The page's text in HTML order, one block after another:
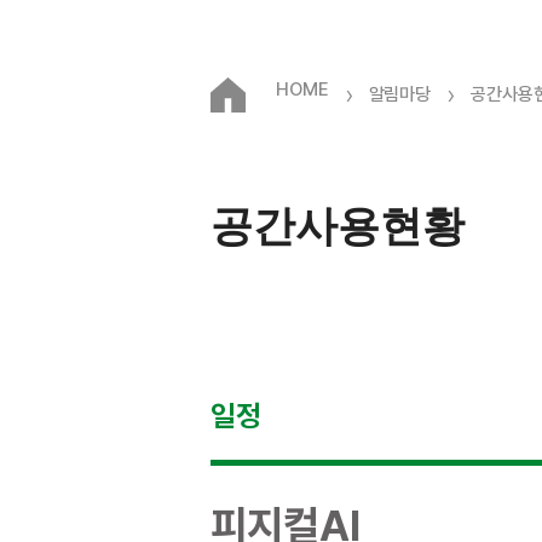
HOME › 알림마당 › 공간사용
공간사용현황
일정
피지컬AI